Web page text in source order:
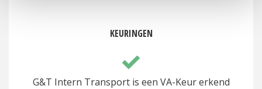
KEURINGEN
G&T Intern Transport is een VA-Keur erkend